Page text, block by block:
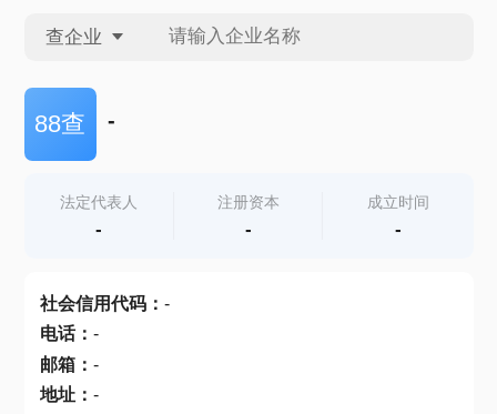
查企业
查企业
查产地
88查 -
法定代表人
-
注册资本
-
成立时间
-
社会信用代码： -
电话： -
邮箱： -
地址： -